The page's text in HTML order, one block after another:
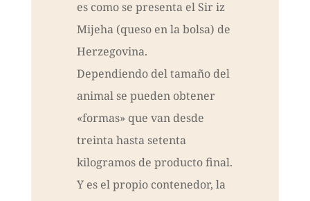
es como se presenta el Sir iz
Mijeha (queso en la bolsa) de
Herzegovina.
Dependiendo del tamaño del
animal se pueden obtener
«formas» que van desde
treinta hasta setenta
kilogramos de producto final.
Y es el propio contenedor, la